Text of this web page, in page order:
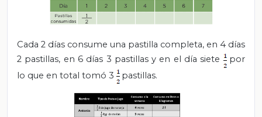
Cada 2 días consume una pastilla completa, en 4 días
2 pastillas, en 6 días 3 pastillas y en el día siete
por
lo que en total tomó 3
pastillas.